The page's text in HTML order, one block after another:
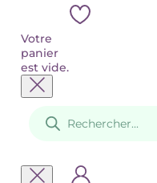
Votre
panier
est vide.
produits